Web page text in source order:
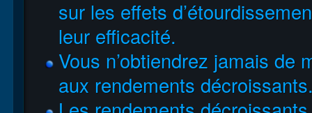
sur les effets
leur efficacité.
Vous n’obtiendrez jamais de
aux rendements